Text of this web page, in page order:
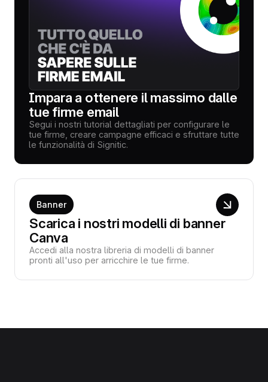
Impara a ottenere il massimo dalle
tue firme email
Segui i nostri tutorial dettagliati per configurare le
tue firme, creare campagne efficaci e sfruttare tutte
le funzionalità di Signitic.
Banner
Scarica i nostri modelli di banner
Canva
Accedi alla nostra libreria di modelli di banner
pronti all'uso per arricchire le tue firme.